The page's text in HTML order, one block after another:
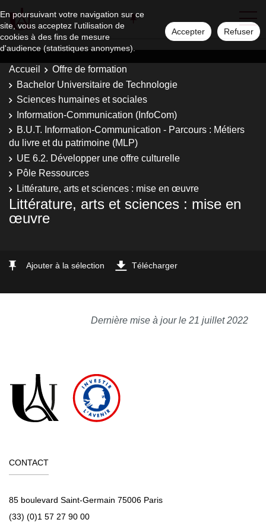
En poursuivant votre navigation sur ce
site, vous acceptez l'utilisation de
cookies à des fins de mesure
d'audience (statistiques anonymes).
Accepter Refuser
Accueil
Offre de formation
Bachelor Universitaire de Technologie
Sciences humaines et sociales
Information-Communication (InfoCom)
B.U.T. Information-Communication - Parcours : Métiers
du livre et du patrimoine (MLP)
UE 6.2. Développer une offre culturelle
Pôle Ressources
Littérature, arts et sciences : mise en œuvre
Littérature, arts et sciences : mise en
œuvre
Ajouter à la sélection Télécharger
Dernière mise à jour le 21 juillet 2022
CONTACT
85 boulevard Saint-Germain 75006 Paris
(33) (0)1 57 27 90 00